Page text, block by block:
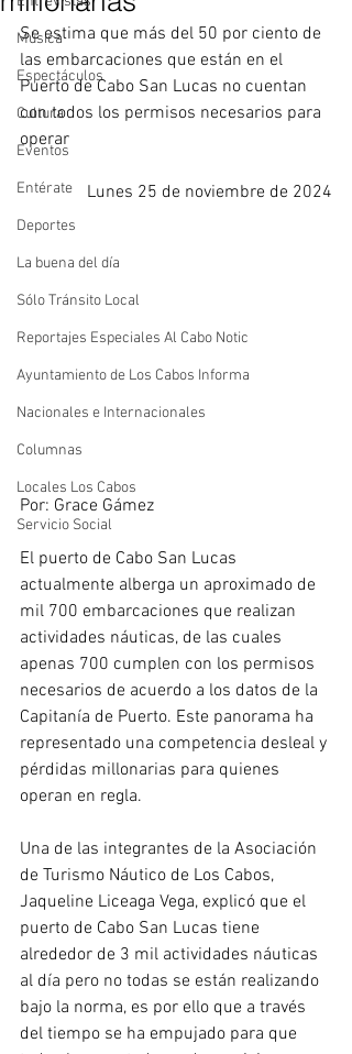
Música
Espectáculos
Cultura
Eventos
Entérate
Deportes
La buena del día
Sólo Tránsito Local
Reportajes Especiales Al Cabo Notic
Ayuntamiento de Los Cabos Informa
Nacionales e Internacionales
Columnas
Locales Los Cabos
Servicio Social
Se estima que más del 50 por ciento de
las embarcaciones que están en el
Puerto de Cabo San Lucas no cuentan
con todos los permisos necesarios para
operar
Lunes 25 de noviembre de 2024
Por: Grace Gámez
El puerto de Cabo San Lucas
actualmente alberga un aproximado de
mil 700 embarcaciones que realizan
actividades náuticas, de las cuales
apenas 700 cumplen con los permisos
necesarios de acuerdo a los datos de la
Capitanía de Puerto. Este panorama ha
representado una competencia desleal y
pérdidas millonarias para quienes
operan en regla.
Una de las integrantes de la Asociación
de Turismo Náutico de Los Cabos,
Jaqueline Liceaga Vega, explicó que el
puerto de Cabo San Lucas tiene
alrededor de 3 mil actividades náuticas
al día pero no todas se están realizando
bajo la norma, es por ello que a través
del tiempo se ha empujado para que